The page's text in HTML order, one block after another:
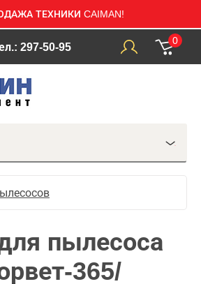
ТЕХНИКИ CAIMAN!
297-50-95
0
пылесоса
365/